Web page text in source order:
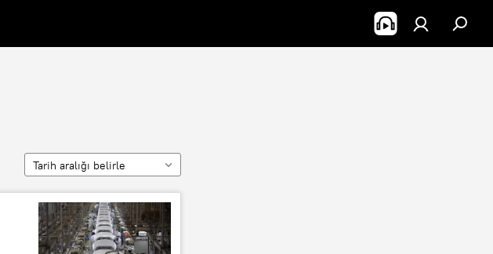
Tarih aralığı belirle